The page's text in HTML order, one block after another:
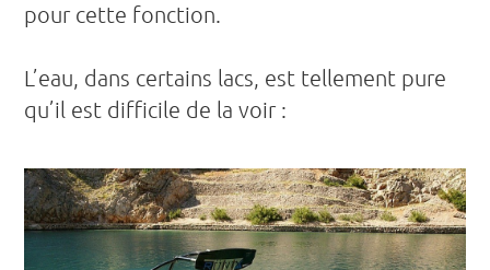
pour cette fonction.
L’eau, dans certains lacs, est tellement pure
qu’il est difficile de la voir :